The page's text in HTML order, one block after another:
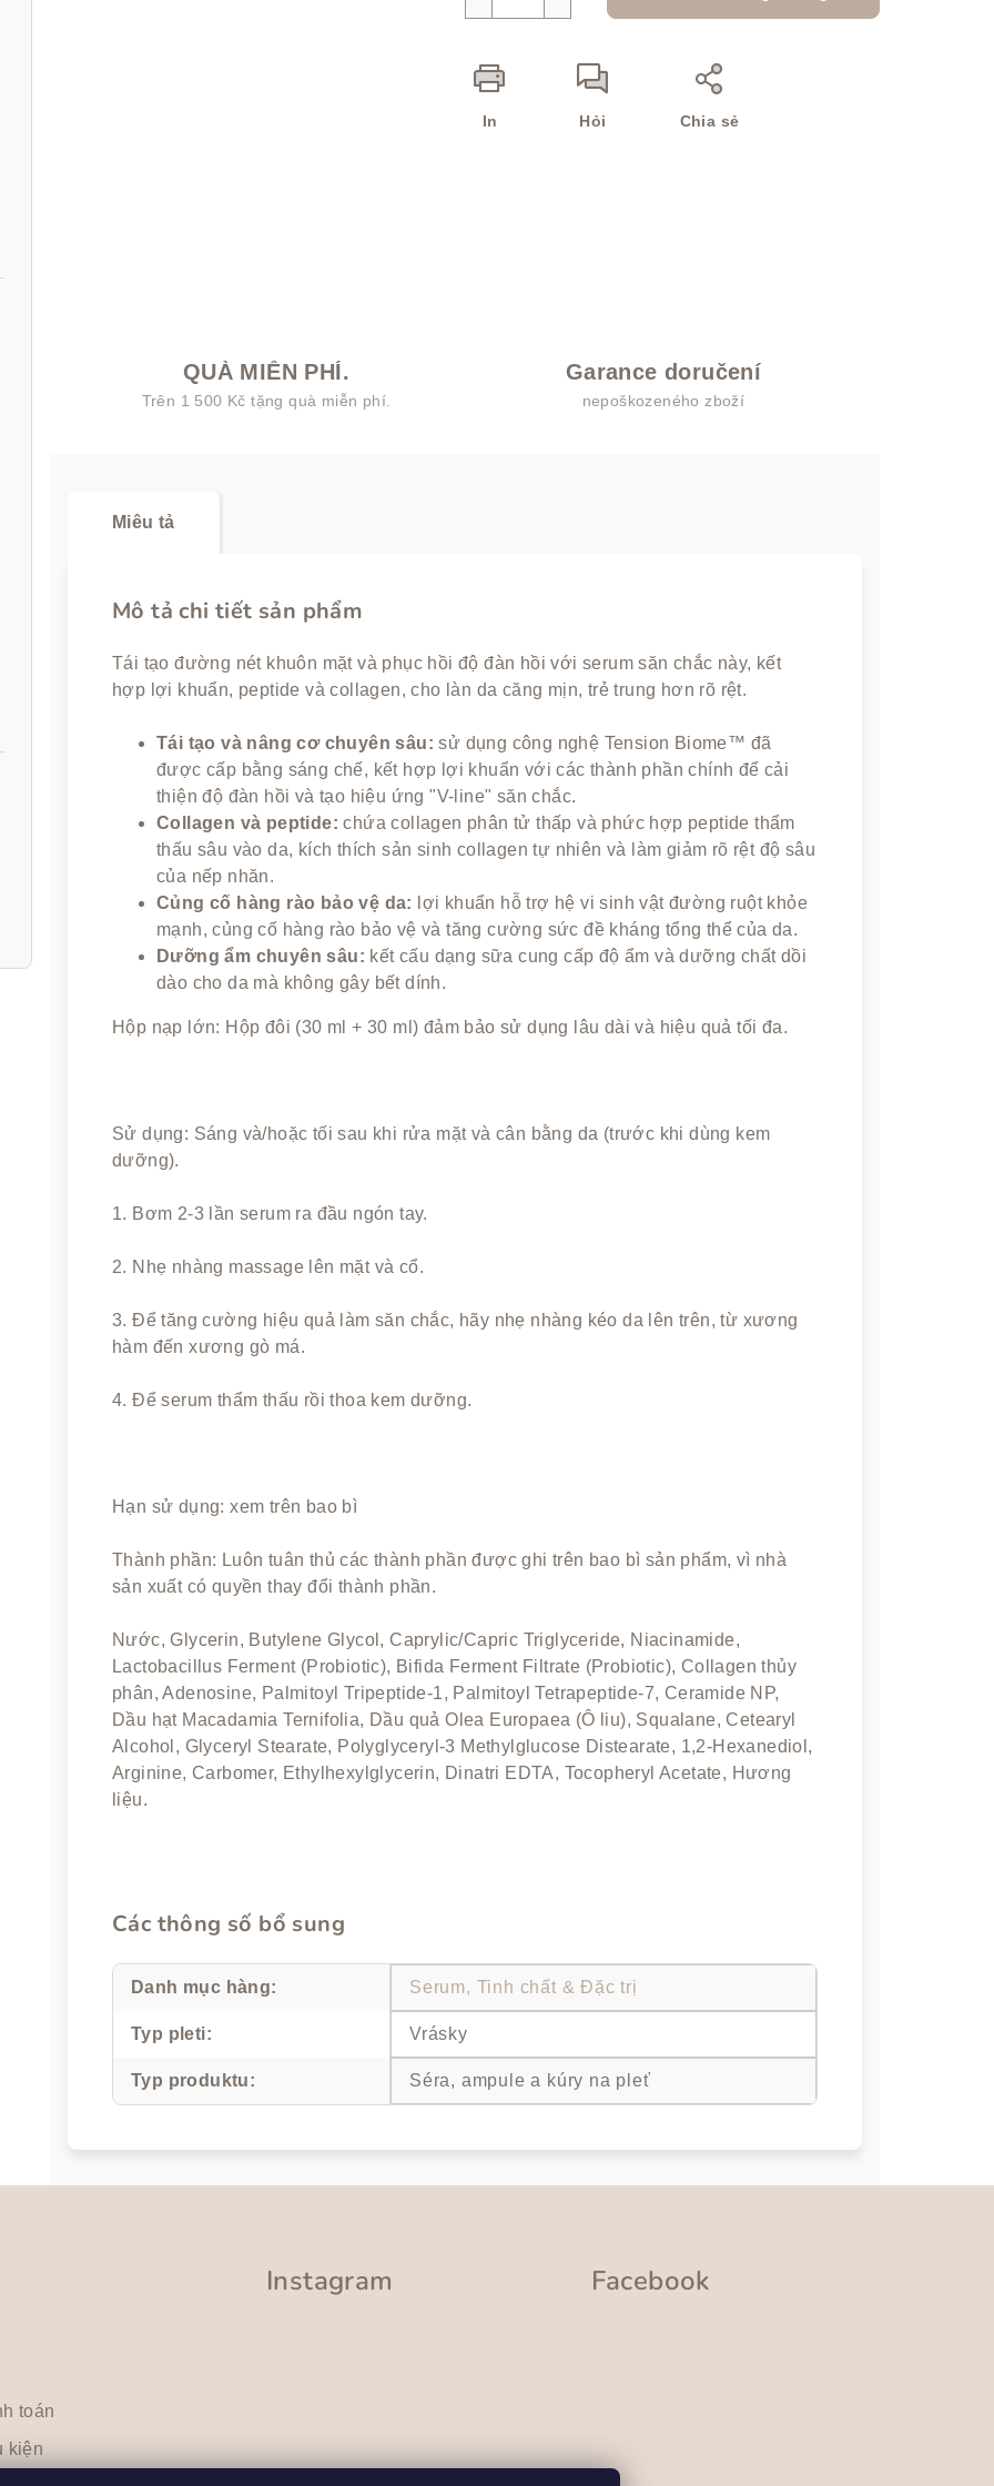
In Hỏi Chia sẻ
QUÀ MIỄN PHÍ.
Trên 1 500 Kč tặng quà miễn phí.
Garance doručení
nepoškozeného zboží
Miêu tả
Mô tả chi tiết sản phẩm
Tái tạo đường nét khuôn mặt và phục hồi độ đàn hồi với serum săn chắc này, kết
hợp lợi khuẩn, peptide và collagen, cho làn da căng mịn, trẻ trung hơn rõ rệt.
Tái tạo và nâng cơ chuyên sâu: sử dụng công nghệ Tension Biome™ đã
được cấp bằng sáng chế, kết hợp lợi khuẩn với các thành phần chính để cải
thiện độ đàn hồi và tạo hiệu ứng "V-line" săn chắc.
Collagen và peptide: chứa collagen phân tử thấp và phức hợp peptide thẩm
thấu sâu vào da, kích thích sản sinh collagen tự nhiên và làm giảm rõ rệt độ sâu
của nếp nhăn.
Củng cố hàng rào bảo vệ da:
lợi khuẩn hỗ trợ hệ vi sinh vật đường ruột khỏe
mạnh, củng cố hàng rào bảo vệ và tăng cường sức đề kháng tổng thể của da.
Dưỡng ẩm chuyên sâu: kết cấu dạng sữa cung cấp độ ẩm và dưỡng chất dồi
dào cho da mà không gây bết dính.
Hộp nạp lớn: Hộp đôi (30 ml + 30 ml) đảm bảo sử dụng lâu dài và hiệu quả tối đa.
Sử dụng: Sáng và/hoặc tối sau khi rửa mặt và cân bằng da (trước khi dùng kem
dưỡng).
1. Bơm 2-3 lần serum ra đầu ngón tay.
2. Nhẹ nhàng massage lên mặt và cổ.
3. Để tăng cường hiệu quả làm săn chắc, hãy nhẹ nhàng kéo da lên trên, từ xương
hàm đến xương gò má.
4. Để serum thẩm thấu rồi thoa kem dưỡng.
Hạn sử dụng: xem trên bao bì
Thành phần: Luôn tuân thủ các thành phần được ghi trên bao bì sản phẩm, vì nhà
sản xuất có quyền thay đổi thành phần.
Nước, Glycerin, Butylene Glycol, Caprylic/Capric Triglyceride, Niacinamide,
Lactobacillus Ferment (Probiotic), Bifida Ferment Filtrate (Probiotic), Collagen thủy
phân, Adenosine, Palmitoyl Tripeptide-1, Palmitoyl Tetrapeptide-7, Ceramide NP,
Dầu hạt Macadamia Ternifolia, Dầu quả Olea Europaea (Ô liu), Squalane, Cetearyl
Alcohol, Glyceryl Stearate, Polyglyceryl-3 Methylglucose Distearate, 1,2-Hexanediol,
Arginine, Carbomer, Ethylhexylglycerin, Dinatri EDTA, Tocopheryl Acetate, Hương
liệu.
Các thông số bổ sung
Danh mục hàng: Serum, Tinh chất & Đặc trị
Typ pleti: Vrásky
Typ produktu: Séra, ampule a kúry na pleť
toán
kiện
Instagram Facebook